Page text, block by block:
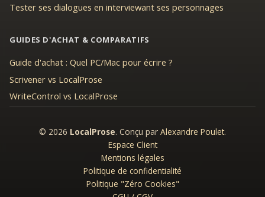
Tester ses dialogues en interviewant ses personnages
GUIDES D'ACHAT & COMPARATIFS
Guide d'achat : Quel PC/Mac pour écrire ?
Scrivener vs LocalProse
WriteControl vs LocalProse
© 2026 LocalProse. Conçu par Alexandre Poulet.
Espace Client
Mentions légales
Politique de confidentialité
Politique "Zéro Cookies"